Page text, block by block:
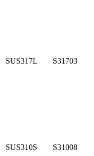
SUS317L S31703
SUS310S S31008